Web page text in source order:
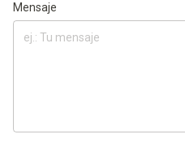
Mensaje